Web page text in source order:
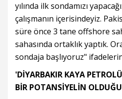
yılında ilk sondamızı
çalışmanın içerisindeyiz.
süre önce 3 tane offshore
sahasında ortaklık yaptık.
sondaja başlıyoruz"
'DİYARBAKIR KAYA
BİR POTANSİYELİN